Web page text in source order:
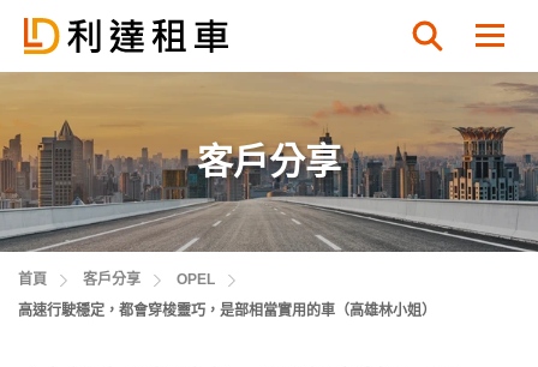
認證易手車
客戶分享
首頁 客戶分享
OPEL
高速行駛穩定，都會穿梭靈巧，是部相當實用的車（高雄林小姐）